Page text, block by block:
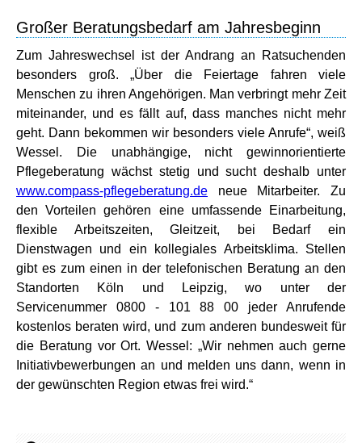
Großer Beratungsbedarf am Jahresbeginn
Zum Jahreswechsel ist der Andrang an Ratsuchenden
besonders groß. „Über die Feiertage fahren viele
Menschen zu ihren Angehörigen. Man verbringt mehr Zeit
miteinander, und es fällt auf, dass manches nicht mehr
geht. Dann bekommen wir besonders viele Anrufe“, weiß
Wessel. Die unabhängige, nicht gewinnorientierte
Pflegeberatung wächst stetig und sucht deshalb unter
www.compass-pflegeberatung.de neue Mitarbeiter. Zu
den Vorteilen gehören eine umfassende Einarbeitung,
flexible Arbeitszeiten, Gleitzeit, bei Bedarf ein
Dienstwagen und ein kollegiales Arbeitsklima. Stellen
gibt es zum einen in der telefonischen Beratung an den
Standorten Köln und Leipzig, wo unter der
Servicenummer 0800 - 101 88 00 jeder Anrufende
kostenlos beraten wird, und zum anderen bundesweit für
die Beratung vor Ort. Wessel: „Wir nehmen auch gerne
Initiativbewerbungen an und melden uns dann, wenn in
der gewünschten Region etwas frei wird.“